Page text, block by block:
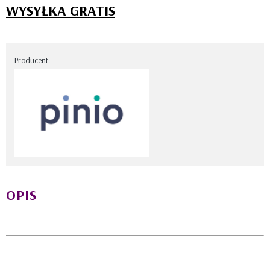
WYSYŁKA GRATIS
Producent:
OPIS